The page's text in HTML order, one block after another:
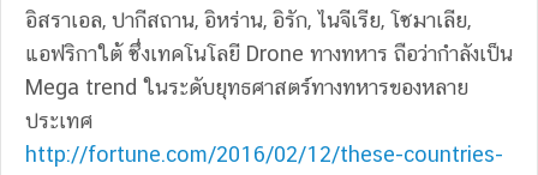
อิสราเอล, ปากีสถาน, อิหร่าน, อิรัก, ไนจีเรีย, โซมาเลีย,
แอฟริกาใต้ ซึ่งเทคโนโลยี Drone ทางทหาร ถือว่ากำลังเป็น
Mega trend ในระดับยุทธศาสตร์ทางทหารของหลาย
ประเทศ
http://fortune.com/2016/02/12/these-countries-